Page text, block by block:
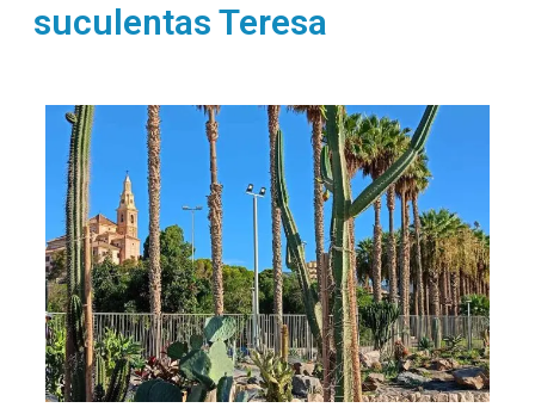
suculentas Teresa